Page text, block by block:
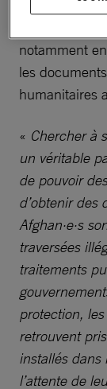
passage en
notamment
les
humanitaires
« Chercher à
un véritable
de pouvoir
d’obtenir des
Afghan·e·s
traversées
traitements
protection,
retrouvent
installés dans
l’attente de